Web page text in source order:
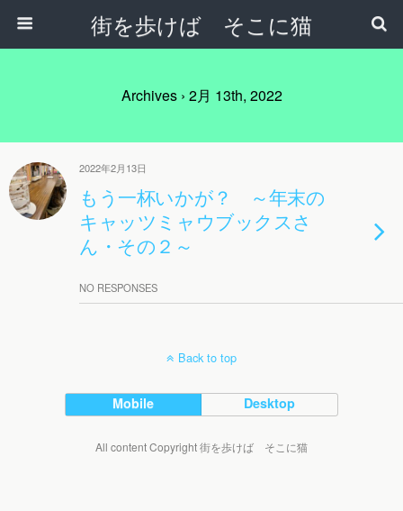
街を歩けば そこに猫
Archives › 2月 13th, 2022
2022年2月13日
もう一杯いかが？ ～年末の
キャッツミャウブックスさ
ん・その２～
NO RESPONSES
Back to top
Mobile Desktop
All content Copyright 街を歩けば そこに猫